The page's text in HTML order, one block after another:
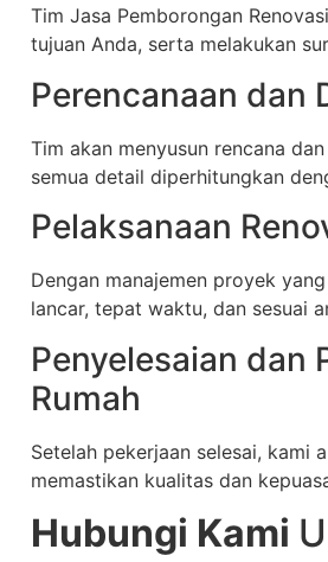
Tim Jasa Pemborongan
tujuan Anda, serta melakukan
Perencanaan dan
Tim akan menyusun rencana
semua detail diperhitungkan
Pelaksanaan
Dengan manajemen proyek
lancar, tepat waktu, dan sesuai
Penyelesaian dan
Rumah
Setelah pekerjaan selesai, kami
memastikan kualitas dan
Hubungi Kami